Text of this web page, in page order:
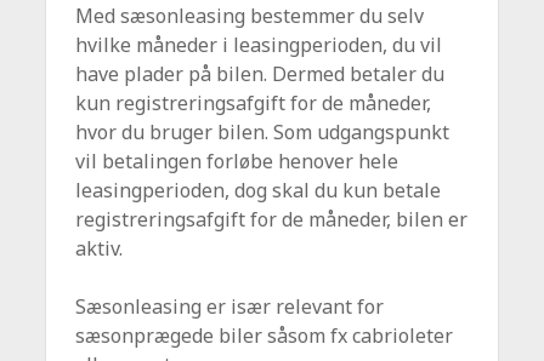
Med sæsonleasing bestemmer du selv
hvilke måneder i leasingperioden, du vil
have plader på bilen. Dermed betaler du
kun registreringsafgift for de måneder,
hvor du bruger bilen. Som udgangspunkt
vil betalingen forløbe henover hele
leasingperioden, dog skal du kun betale
registreringsafgift for de måneder, bilen er
aktiv.
Sæsonleasing er især relevant for
sæsonprægede biler såsom fx cabrioleter